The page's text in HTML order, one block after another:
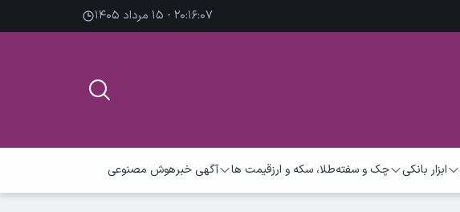
۲۰:۱۶:۰۷ - ۱۵ مرداد ۱۴۰۵
ابزار بانکی چک و سفتهطلا، سکه و ارزقیمت ها آگهی خبرهوش مصنوعی